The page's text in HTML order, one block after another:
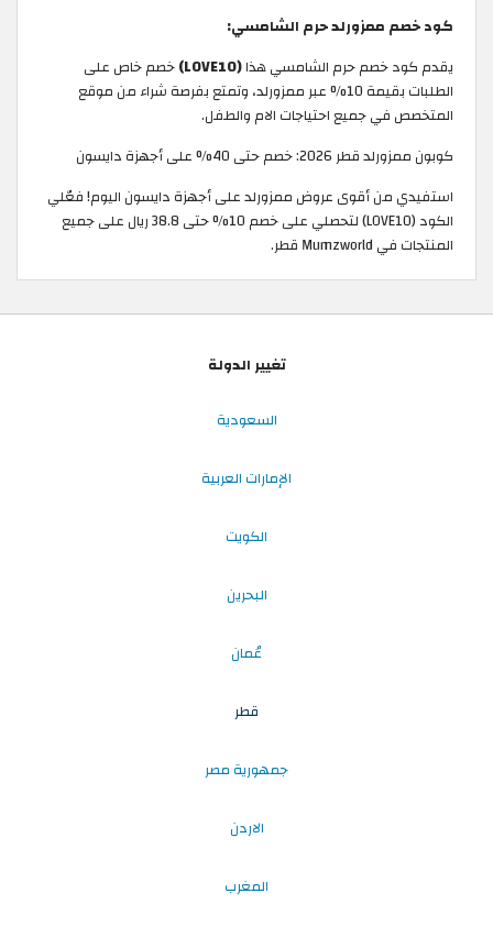
كود خصم ممزورلد حرم الشامسي:
يقدم كود خصم حرم الشامسي هذا(LOVE10)
خصم خاص على
الطلبات بقيمة 10% عبر ممزورلد، وتمتع بفرصة شراء من موقع
المتخصص في جميع احتياجات الام والطفل.
كوبون ممزورلد قطر 2026: خصم حتى 40% على أجهزة دايسون
استفيدي من أقوى عروض ممزورلد على أجهزة دايسون اليوم! فعّلي
الكود (LOVE10) لتحصلي على خصم 10% حتى 38.8 ريال على جميع
المنتجات في Mumzworld قطر.
تغيير الدولة
السعودية
الإمارات العربية
الكويت
البحرين
عُمان
قطر
جمهورية مصر
الاردن
المغرب